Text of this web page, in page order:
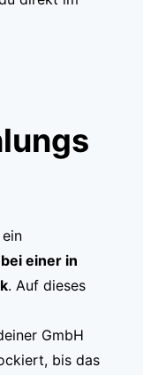
einer in
. Auf dieses
GmbH
bis das